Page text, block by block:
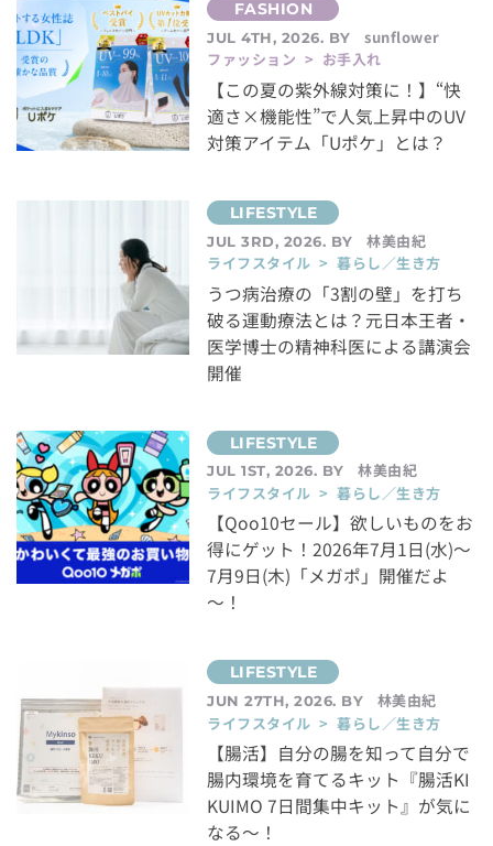
JUL 4TH, 2026. BY
sunflower
ファッション > お手入れ
【この夏の紫外線対策に！】“快
適さ×機能性”で人気上昇中のUV
対策アイテム「Uポケ」とは？
JUL 3RD, 2026. BY
林美由紀
ライフスタイル > 暮らし／生き方
うつ病治療の「3割の壁」を打ち
破る運動療法とは？元日本王者・
医学博士の精神科医による講演会
開催
JUL 1ST, 2026. BY
林美由紀
ライフスタイル > 暮らし／生き方
【Qoo10セール】欲しいものをお
得にゲット！2026年7月1日(水)～
7月9日(木)「メガポ」開催だよ
～！
JUN 27TH, 2026. BY
林美由紀
ライフスタイル > 暮らし／生き方
【腸活】自分の腸を知って自分で
腸内環境を育てるキット『腸活KI
KUIMO 7日間集中キット』が気に
なる～！